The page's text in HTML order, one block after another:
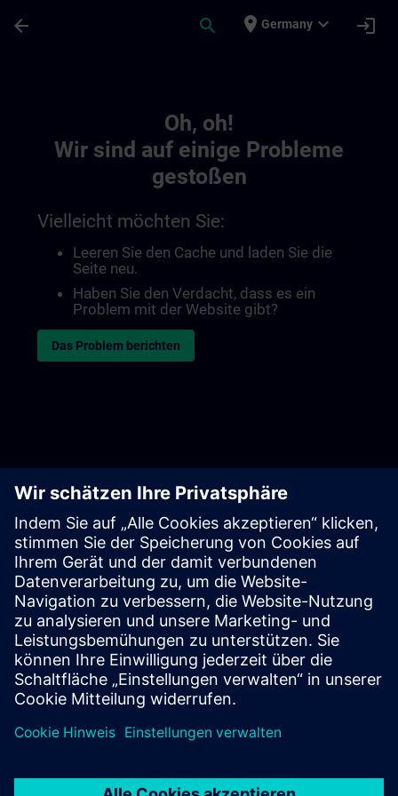
arrow_back search place Germany expand_more login
Oh, oh!
Wir sind auf einige Probleme
gestoßen
Vielleicht möchten Sie:
Leeren Sie den Cache und laden Sie die
Seite neu.
Haben Sie den Verdacht, dass es ein
Problem mit der Website gibt?
Das Problem berichten